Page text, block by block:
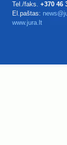
Tel./faks. +370 46
El.paštas:
www.jura.lt